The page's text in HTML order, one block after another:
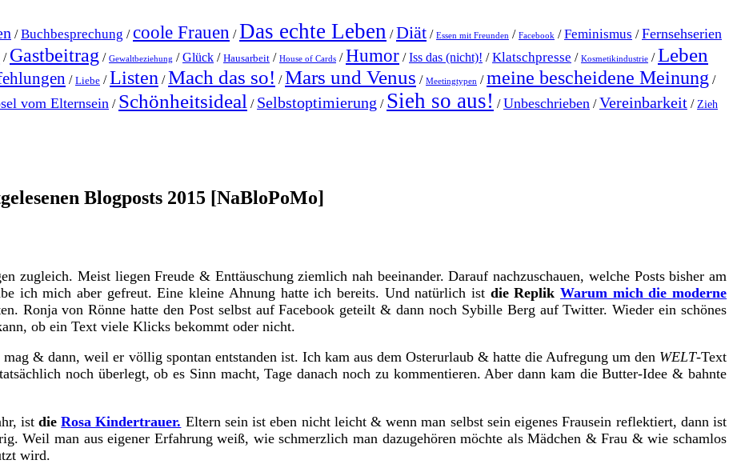
/Buchbesprechung /coole Frauen /Das echte Leben /Diät / Essen mit Freunden / Facebook /Feminismus /Fernsehserien
/ Gastbeitrag / Gewaltbeziehung /Glück / Hausarbeit / House of Cards /Humor /Iss das (nicht)! /Klatschpresse / Kosmetikindustrie /Leben
/ Liebe /Listen /Mach das so! /Mars und Venus / Meetingtypen /meine bescheidene Meinung /
vom Elternsein / Schönheitsideal / Selbstoptimierung / Sieh so aus! /Unbeschrieben /Vereinbarkeit / Zieh
Blogposts 2015 [NaBloPoMo]
zugleich. Meist liegen Freude & Enttäuschung ziemlich nah beeinander. Darauf nachzuschauen, welche Posts bisher am
ich mich aber gefreut. Eine kleine Ahnung hatte ich bereits. Und natürlich ist die Replik Warum mich die moderne
Ronja von Rönne hatte den Post selbst auf Facebook geteilt & dann noch Sybille Berg auf Twitter. Wieder ein schönes
ob ein Text viele Klicks bekommt oder nicht.
& dann, weil er völlig spontan entstanden ist. Ich kam aus dem Osterurlaub & hatte die Aufregung um den WELT-Text
noch überlegt, ob es Sinn macht, Tage danach noch zu kommentieren. Aber dann kam die Butter-Idee & bahnte
ist dieRosa Kindertrauer. Eltern sein ist eben nicht leicht & wenn man selbst sein eigenes Frausein reflektiert, dann ist
Weil man aus eigener Erfahrung weiß, wie schmerzlich man dazugehören möchte als Mädchen & Frau & wie schamlos
wird.